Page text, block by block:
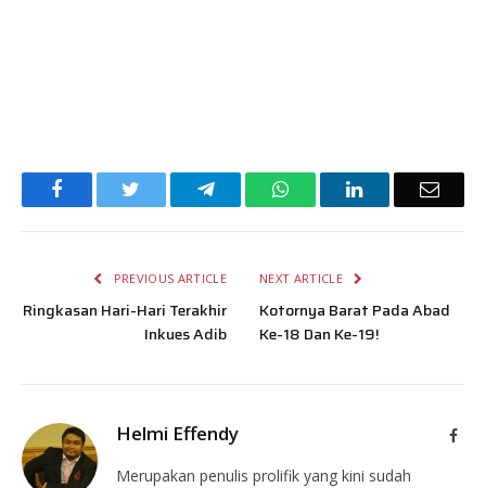
Facebook TelegramWhatsAppLinkedIn Email
PREVIOUS ARTICLE
Ringkasan Hari-Hari Terakhir
Inkues Adib
NEXT ARTICLE
Kotornya Barat Pada Abad
Ke-18 Dan Ke-19!
Helmi Effendy
Merupakan penulis prolifik yang kini sudah